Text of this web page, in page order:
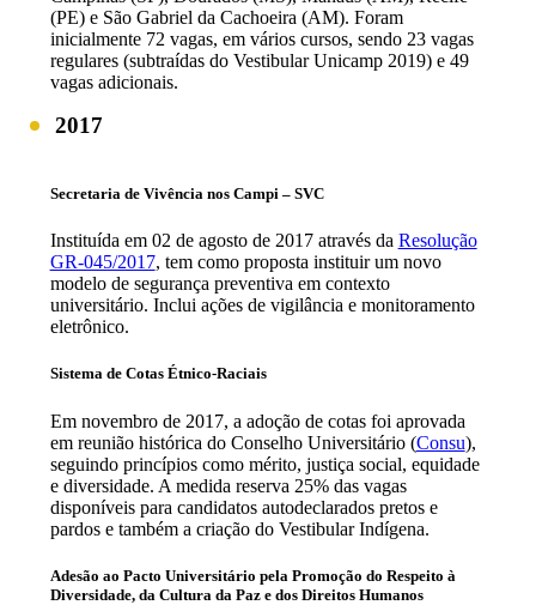
(PE) e São Gabriel da Cachoeira (AM). Foram
inicialmente 72 vagas, em vários cursos, sendo 23 vagas
regulares (subtraídas do Vestibular Unicamp 2019) e 49
vagas adicionais.
2017
Secretaria de Vivência nos Campi – SVC
Instituída em 02 de agosto de 2017 através da Resolução
GR-045/2017, tem como proposta instituir um novo
modelo de segurança preventiva em contexto
universitário. Inclui ações de vigilância e monitoramento
eletrônico.
Sistema de Cotas Étnico-Raciais
Em novembro de 2017, a adoção de cotas foi aprovada
em reunião histórica do Conselho Universitário (Consu),
seguindo princípios como mérito, justiça social, equidade
e diversidade. A medida reserva 25% das vagas
disponíveis para candidatos autodeclarados pretos e
pardos e também a criação do Vestibular Indígena.
Adesão ao Pacto Universitário pela Promoção do Respeito à
Diversidade, da Cultura da Paz e dos Direitos Humanos